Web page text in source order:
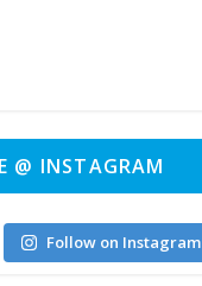
@ INSTAGRAM
bactive.nrw
Follow on Instagram